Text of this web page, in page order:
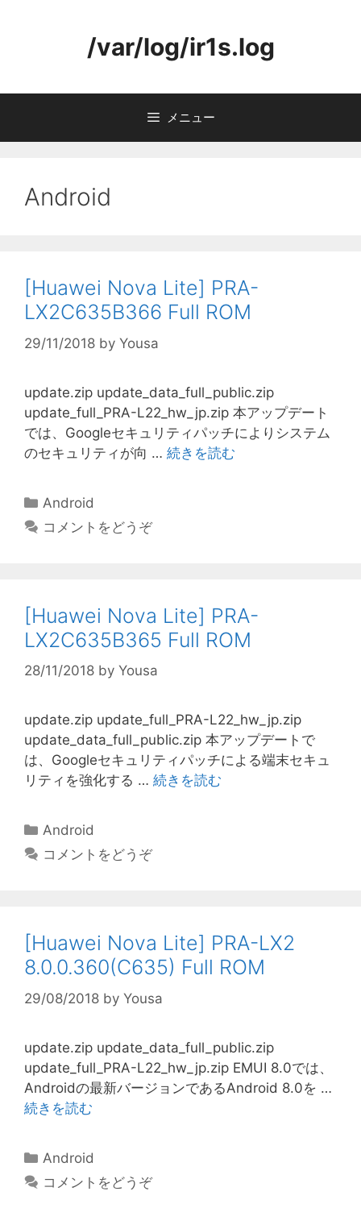
ツ
/var/log/ir1s.log
メニュー
Android
[Huawei Nova Lite] PRA-
LX2C635B366 Full ROM
29/11/2018 by Yousa
update.zip update_data_full_public.zip
update_full_PRA-L22_hw_jp.zip 本アップデート
では、Googleセキュリティパッチによりシステム
のセキュリティが向 … 続きを読む
カ
Android
コメントをどうぞ
[Huawei Nova Lite] PRA-
LX2C635B365 Full ROM
28/11/2018 by Yousa
update.zip update_full_PRA-L22_hw_jp.zip
update_data_full_public.zip 本アップデートで
は、Googleセキュリティパッチによる端末セキュ
リティを強化する … 続きを読む
カ
テ
Android
コメントをどうぞ
[Huawei Nova Lite] PRA-LX2
8.0.0.360(C635) Full ROM
29/08/2018 by Yousa
update.zip update_data_full_public.zip
update_full_PRA-L22_hw_jp.zip EMUI 8.0では、
Androidの最新バージョンであるAndroid 8.0を …
続きを読む
カ
Android
コメントをどうぞ